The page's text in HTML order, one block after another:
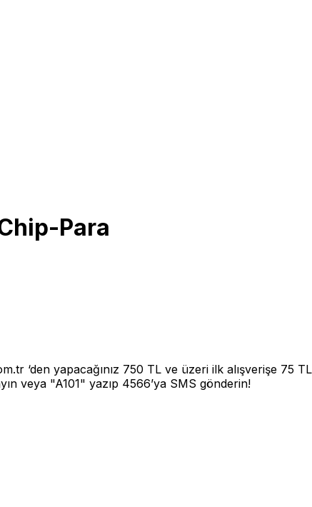
Para
‘den yapacağınız 750 TL ve üzeri ilk alışverişe
veya "A101" yazıp 4566’ya SMS gönderin!